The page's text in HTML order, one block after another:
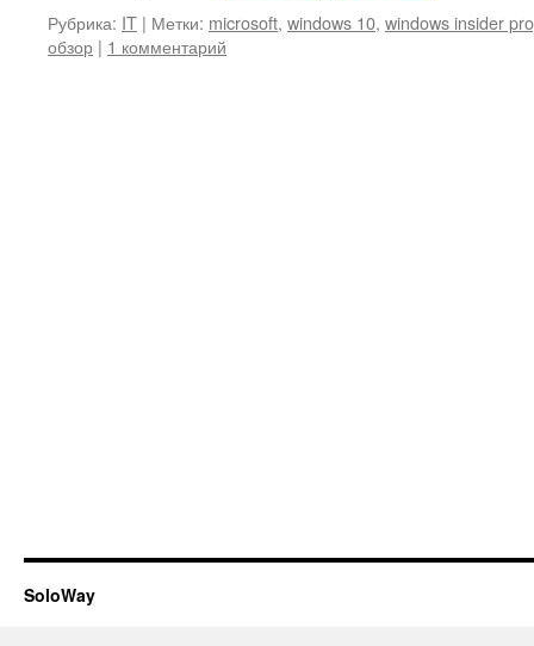
Рубрика: IT | Метки: microsoft, windows 10, windows insider
обзор | 1 комментарий
SoloWay